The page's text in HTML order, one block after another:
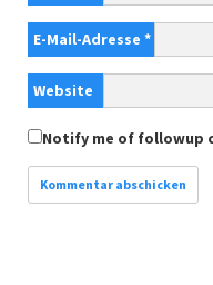
E-Mail-Adresse *
Website
Notify me of followup